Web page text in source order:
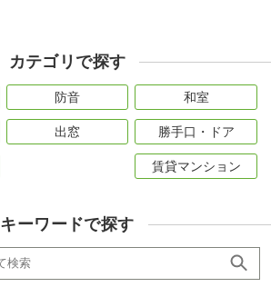
カテゴリで探す
防音 和室
出窓 勝手口・ドア
賃貸マンション
キーワードで探す